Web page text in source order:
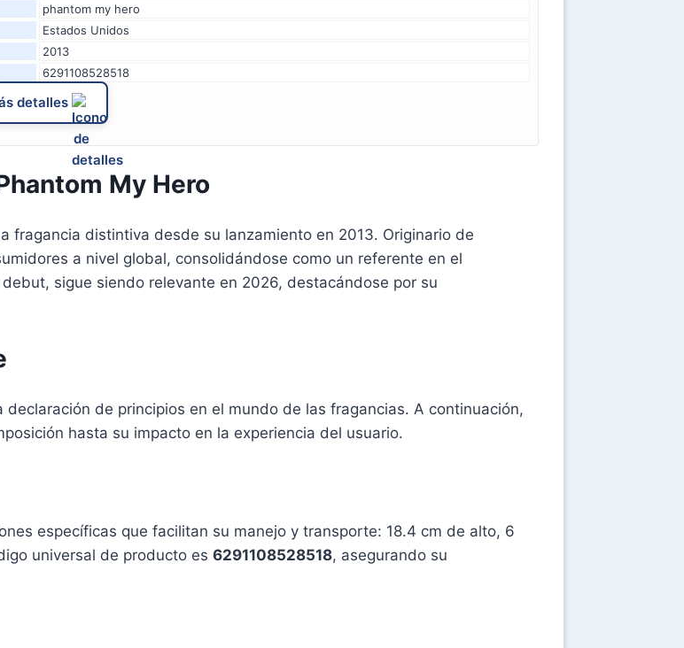
phantom my hero
Estados Unidos
2013
6291108528518
detalles
My Hero
fragancia distintiva desde su lanzamiento en 2013. Originario de
a nivel global, consolidándose como un referente en el
sigue siendo relevante en 2026, destacándose por su
de principios en el mundo de las fragancias. A continuación,
hasta su impacto en la experiencia del usuario.
específicas que facilitan su manejo y transporte: 18.4 cm de alto, 6
universal de producto es 6291108528518, asegurando su